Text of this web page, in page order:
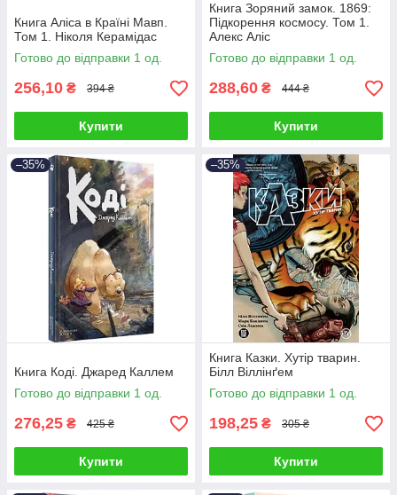
Книга Аліса в Країні Мавп.
Том 1. Ніколя Керамідас
Готово до відправки 1 од.
256,10 ₴ 394 ₴
Купити
Книга Зоряний замок. 1869:
Підкорення космосу. Том 1.
Алекс Аліс
Готово до відправки 1 од.
288,60 ₴ 444 ₴
Купити
–35%
Книга Коді. Джаред Каллем
Готово до відправки 1 од.
276,25 ₴ 425 ₴
Купити
–35%
Книга Казки. Хутір тварин.
Білл Віллінґем
Готово до відправки 1 од.
198,25 ₴ 305 ₴
Купити